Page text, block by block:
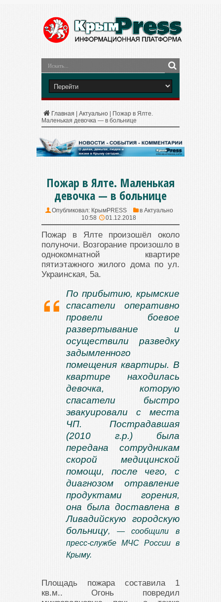
Главная Актуально
Пожар в Ялте.
Маленькая девочка — в больнице
Пожар в Ялте. Маленькая
девочка — в больнице
Опубликовал: КрымPRESS в Актуально
10:58
01.12.2018
Пожар в Ялте произошёл около
полуночи. Возгорание произошло в
однокомнатной квартире
пятиэтажного жилого дома по ул.
Украинская, 5а.
По прибытию, крымские
спасатели оперативно
провели боевое
развертывание и
осуществили разведку
задымленного
помещения квартиры. В
квартире находилась
девочка, которую
спасатели быстро
эвакуировали с места
ЧП. Пострадавшая
(2010 г.р.) была
передана сотрудникам
скорой медицинской
помощи, после чего, с
диагнозом отравление
продуктами горения,
она была доставлена в
Ливадийскую городскую
больницу, — сообщили в
пресс-службе МЧС России в
Крыму.
Площадь пожара составила 1
кв.м.. Огонь повредил